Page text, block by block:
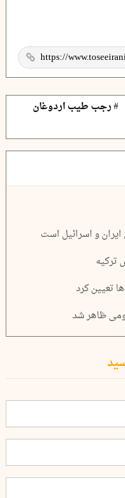
# رجب طیب اردوغان
ایران و اسرائیل است
ترکیه
تعیین کرد
ظاهر شد